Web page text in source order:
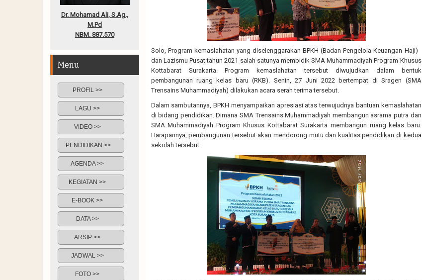
Solo, Program kemaslahatan yang diselenggarakan BPKH (Badan Pengelola Keuangan Haji)
dan Lazismu Pusat tahun 2021 salah satunya membidik SMA Muhammadiyah Program Khusus
Kottabarat Surakarta. Program kemaslahatan tersebut diwujudkan dalam bentuk
pembangunan ruang kelas baru (RKB). Senin, 27 Juni 2022 bertempat di Sragen (SMA
Trensains Muhammadiyah) dilakukan acara serah terima tersebut.
Dalam sambutannya, BPKH menyampaikan apresiasi atas terwujudnya bantuan kemaslahatan
di bidang pendidikan. Dimana SMA Trensains Muhammadiyah membangun asrama putra dan
SMA Muhammadiyah Program Khusus Kottabarat Surakarta membangun ruang kelas baru.
Harapannya, pembangunan tersebut akan mendorong mutu dan kualitas pendidikan di kedua
sekolah tersebut.
Dr. Mohamad Ali, S.Ag.,
M.Pd
NBM. 887.570
Menu
PROFIL >>
LAGU >>
VIDEO >>
PENDIDIKAN >>
AGENDA >>
KEGIATAN >>
E-BOOK >>
DATA >>
ARSIP >>
JADWAL >>
FOTO >>